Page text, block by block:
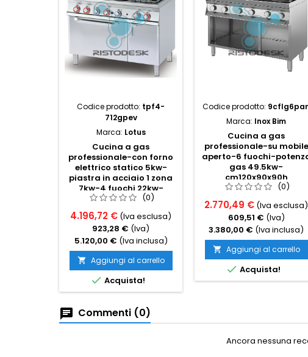
Codice prodotto: tpf4-
712gpev
Marca: Lotus
Cucina a gas
professionale-con forno
elettrico statico 5kw-
piastra in acciaio 1 zona
7kw-4 fuochi 22kw-
cm120x70x90h
(0)
4.196,72 € (Iva esclusa)
923,28 € (Iva)
5.120,00 € (Iva inclusa)
 Aggiungi al carrello
 Acquista!
Codice prodotto:
Marca: Inox Bim
Cucina a gas
professionale-su mobile
aperto-6 fuochi-
gas 49.5kw-
cm120x90x90h
(0)
2.770,49 € (Iva esclusa)
609,51 € (Iva)
3.380,00 € (Iva inclusa)
 Aggiungi al carrello
 Acquista!
Commenti (0)
Ancora nessuna